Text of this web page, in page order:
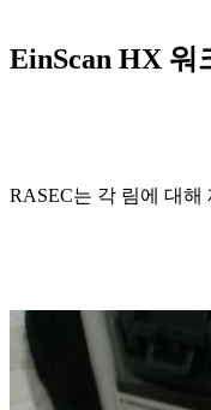
EinScan HX 워
RASEC는 각 림에 대